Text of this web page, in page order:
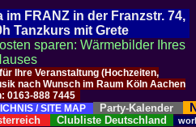
im FRANZ in der Franzstr. 74,
Tanzkurs mit Grete
sparen: Wärmebilder Ihres
Ihre Veranstaltung (Hochzeiten,
nach Wunsch im Raum Köln Aachen
0163-888 7445
/ SITE MAP
Party-Kalender
Clubliste Deutschland